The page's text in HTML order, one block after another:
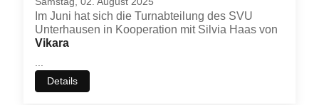
Im Juni hat sich die Turnabteilung des SVU
Unterhausen in Kooperation mit Silvia Haas von
Vikara
...
Details